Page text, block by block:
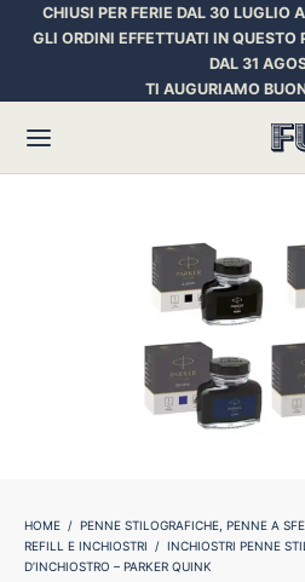
CHIUSI PER FERIE DAL 30 LUGLIO
GLI ORDINI EFFETTUATI IN QUESTO
DAL 31
TI AUGURIAMO
HOME / PENNE STILOGRAFICHE, PENNE A
REFILL E INCHIOSTRI
/ INCHIOSTRI PENNE
D’INCHIOSTRO – PARKER QUINK
Penne Stilografiche
Penne Roller